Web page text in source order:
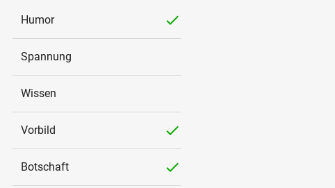
Humor checked
Spannung
Wissen
Vorbild checked
Botschaft checked